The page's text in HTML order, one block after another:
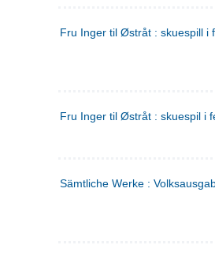
Fru Inger til Østråt : skuespill i
Fru Inger til Østråt : skuespil i
Sämtliche Werke :